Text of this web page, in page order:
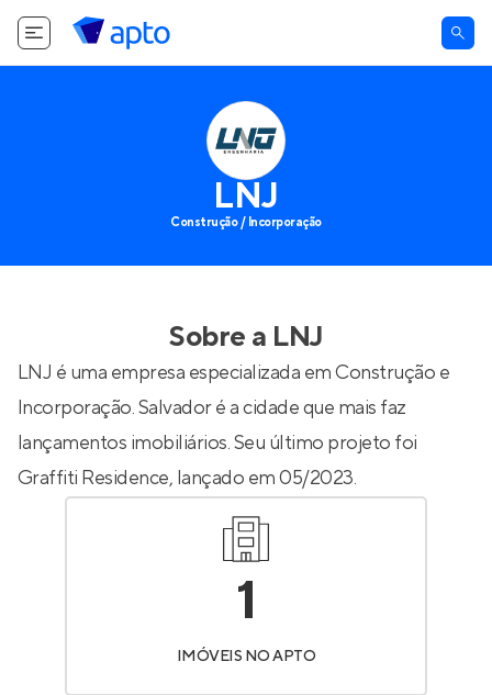
LNJ
Construção / Incorporação
Sobre a LNJ
LNJ é uma empresa especializada em Construção e
Incorporação. Salvador é a cidade que mais faz
lançamentos imobiliários. Seu último projeto foi
Graffiti Residence, lançado em 05/2023.
1
IMÓVEIS NO APTO